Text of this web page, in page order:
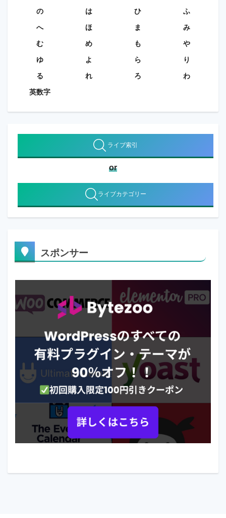
の
は ひ
ふ
へ
ほ ま
み
む
め も
や
ゆ
よ ら
り
る
れ ろ
わ
英数字
ライブ索引
or
ライブカテゴリー
スポンサー